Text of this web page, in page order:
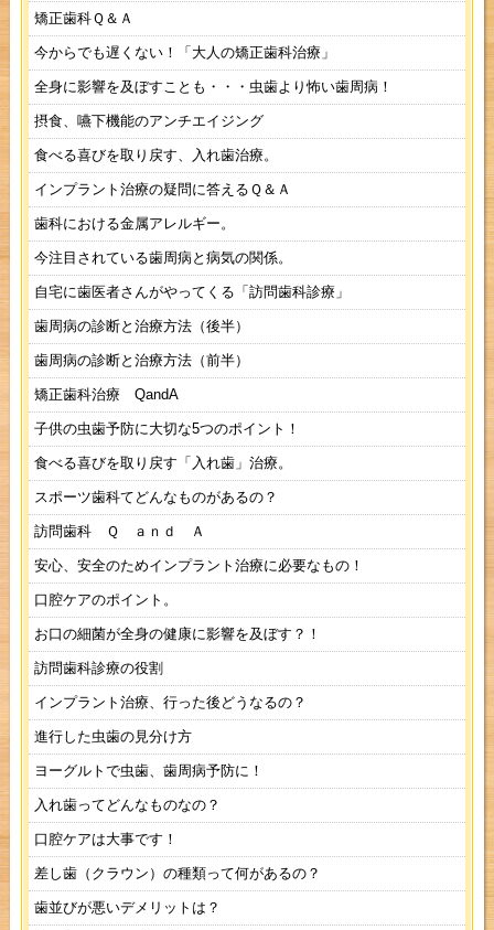
矯正歯科Ｑ＆Ａ
今からでも遅くない！「大人の矯正歯科治療」
全身に影響を及ぼすことも・・・虫歯より怖い歯周病！
摂食、嚥下機能のアンチエイジング
食べる喜びを取り戻す、入れ歯治療。
インプラント治療の疑問に答えるＱ＆Ａ
歯科における金属アレルギー。
今注目されている歯周病と病気の関係。
自宅に歯医者さんがやってくる「訪問歯科診療」
歯周病の診断と治療方法（後半）
歯周病の診断と治療方法（前半）
矯正歯科治療 QandA
子供の虫歯予防に大切な5つのポイント！
食べる喜びを取り戻す「入れ歯」治療。
スポーツ歯科てどんなものがあるの？
訪問歯科 Ｑ ａｎｄ Ａ
安心、安全のためインプラント治療に必要なもの！
口腔ケアのポイント。
お口の細菌が全身の健康に影響を及ぼす？！
訪問歯科診療の役割
インプラント治療、行った後どうなるの？
進行した虫歯の見分け方
ヨーグルトで虫歯、歯周病予防に！
入れ歯ってどんなものなの？
口腔ケアは大事です！
差し歯（クラウン）の種類って何があるの？
歯並びが悪いデメリットは？